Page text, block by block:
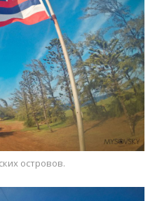
островов.